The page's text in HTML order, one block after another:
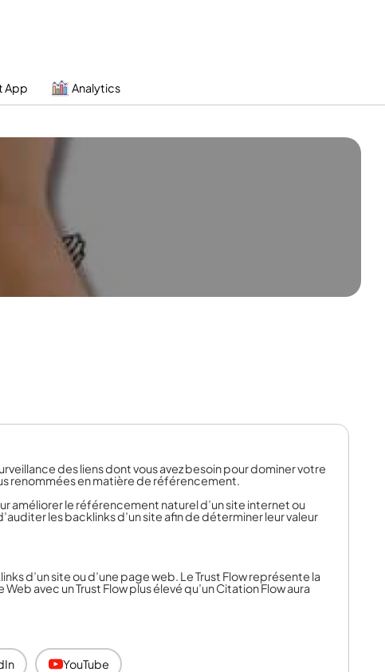
App Analytics
des liens dont vous avez besoin pour dominer votre
renommées en matière de référencement.
améliorer le référencement naturel d’un site internet ou
les backlinks d’un site afin de déterminer leur valeur
d’un site ou d’une page web. Le Trust Flow représente la
avec un Trust Flow plus élevé qu’un Citation Flow aura
qui pointent vers un site Web donné. Citation Flow ne se
YouTube